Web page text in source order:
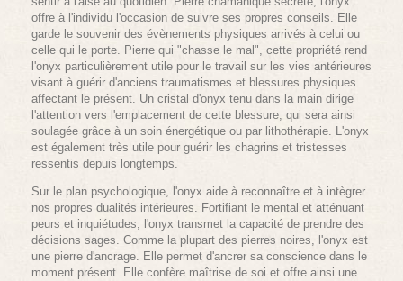
offre à l'individu l'occasion de suivre ses propres conseils. Elle
garde le souvenir des évènements physiques arrivés à celui ou
celle qui le porte. Pierre qui "chasse le mal", cette propriété rend
l'onyx particulièrement utile pour le travail sur les vies antérieures
visant à guérir d'anciens traumatismes et blessures physiques
affectant le présent. Un cristal d'onyx tenu dans la main dirige
l'attention vers l'emplacement de cette blessure, qui sera ainsi
soulagée grâce à un soin énergétique ou par lithothérapie. L'onyx
est également très utile pour guérir les chagrins et tristesses
ressentis depuis longtemps.
Sur le plan psychologique, l'onyx aide à reconnaître et à intègrer
nos propres dualités intérieures. Fortifiant le mental et atténuant
peurs et inquiétudes, l'onyx transmet la capacité de prendre des
décisions sages. Comme la plupart des pierres noires, l'onyx est
une pierre d'ancrage. Elle permet d'ancrer sa conscience dans le
moment présent. Elle confère maîtrise de soi et offre ainsi une